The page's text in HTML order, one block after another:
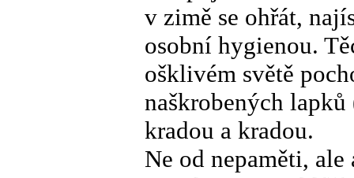
v zimě se ohřát,
osobní hygienou.
ošklivém světě
naškrobených
kradou a kradou.
Ne od nepaměti,